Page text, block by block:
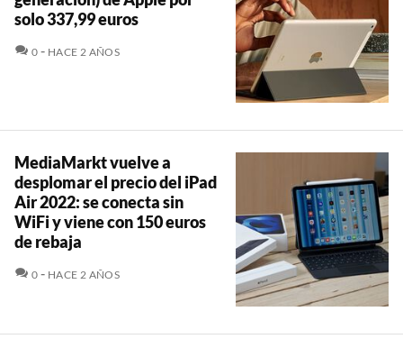
solo 337,99 euros
0 COMENTARIOS
HACE 2 AÑOS
MediaMarkt vuelve a
desplomar el precio del iPad
Air 2022: se conecta sin
WiFi y viene con 150 euros
de rebaja
0 COMENTARIOS
HACE 2 AÑOS